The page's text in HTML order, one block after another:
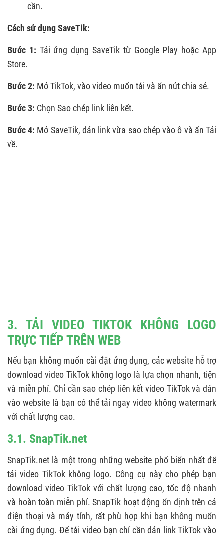
cần.
Cách sử dụng SaveTik:
Bước 1: Tải ứng dụng SaveTik từ Google Play hoặc App
Store.
Bước 2: Mở TikTok, vào video muốn tải và ấn nút chia sẻ.
Bước 3: Chọn Sao chép link liên kết.
Bước 4: Mở SaveTik, dán link vừa sao chép vào ô và ấn Tải
về.
3. TẢI VIDEO TIKTOK KHÔNG LOGO
TRỰC TIẾP TRÊN WEB
Nếu bạn không muốn cài đặt ứng dụng, các website hỗ trợ
download video TikTok không logo là lựa chọn nhanh, tiện
và miễn phí. Chỉ cần sao chép liên kết video TikTok và dán
vào website là bạn có thể tải ngay video không watermark
với chất lượng cao.
3.1. SnapTik.net
SnapTik.net là một trong những website phổ biến nhất để
tải video TikTok không logo. Công cụ này cho phép bạn
download video TikTok với chất lượng cao, tốc độ nhanh
và hoàn toàn miễn phí. SnapTik hoạt động ổn định trên cả
điện thoại và máy tính, rất phù hợp khi bạn không muốn
cài ứng dụng. Để tải video bạn chỉ cần dán link TikTok vào